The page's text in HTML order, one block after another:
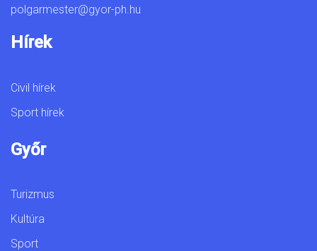
polgarmester@gyor-ph.hu
Hírek
Civil hírek
Sport hírek
Győr
Turizmus
Kultúra
Sport